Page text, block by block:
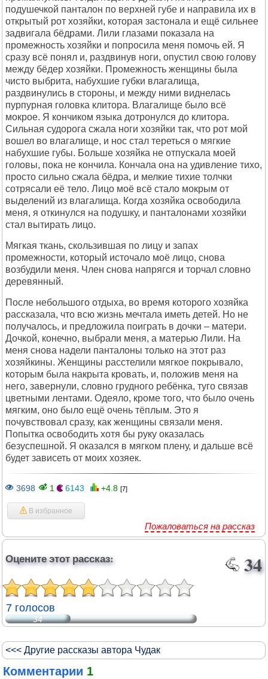
подушечкой панталон по верхней губе и направила их в
открытый рот хозяйки, которая застонала и ещё сильнее
задвигала бёдрами. Лили глазами показала на
промежность хозяйки и попросила меня помочь ей. Я
сразу всё понял и, раздвинув ноги, опустил свою голову
между бёдер хозяйки. Промежность женщины была
чисто выбрита, набухшие губки влагалища,
раздвинулись в стороны, и между ними виднелась
пурпурная головка клитора. Влагалище было всё
мокрое. Я кончиком языка дотронулся до клитора.
Сильная судорога сжала ноги хозяйки так, что рот мой
вошел во влагалище, и нос стал тереться о мягкие
набухшие губы. Больше хозяйка не отпускала моей
головы, пока не кончила. Кончала она на удивление тихо,
просто сильно сжала бёдра, и мелкие тихие толчки
сотрясали её тело. Лицо моё всё стало мокрым от
выделений из влагалища. Когда хозяйка освободила
меня, я откинулся на подушку, и панталонами хозяйки
стал вытирать лицо.
Мягкая ткань, скользившая по лицу и запах
промежности, который источало моё лицо, снова
возбудили меня. Член снова напрягся и торчал словно
деревянный.
После небольшого отдыха, во время которого хозяйка
рассказала, что всю жизнь мечтала иметь детей. Но не
получалось, и предложила поиграть в дочки – матери.
Дочкой, конечно, выбрали меня, а матерью Лили. На
меня снова надели панталоны только на этот раз
хозяйкины. Женщины расстелили мягкое покрывало,
которым была накрыта кровать, и, положив меня на
него, завернули, словно грудного ребёнка, туго связав
цветными лентами. Одеяло, кроме того, что было очень
мягким, оно было ещё очень тёплым. Это я
почувствовал сразу, как женщины связали меня.
Попытка освободить хотя бы руку оказалась
безуспешной. Я оказался в мягком плену, и дальше всё
будет зависеть от моих хозяек.
3698 1 6143 +4.8 [7]
В избранное
Пожаловаться на рассказ
Оцените этот рассказ: 34
7 голосов
34
<<< Другие рассказы автора Чудак
Комментарии 1